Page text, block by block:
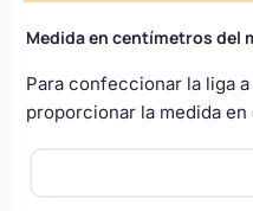
porta alianzas
Detalles de
Medida en centímetros del
Para confeccionar la liga
proporcionar la medida